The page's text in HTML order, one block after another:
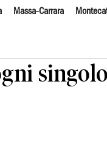
Massa-Carrara